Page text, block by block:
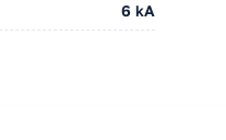
6 kA